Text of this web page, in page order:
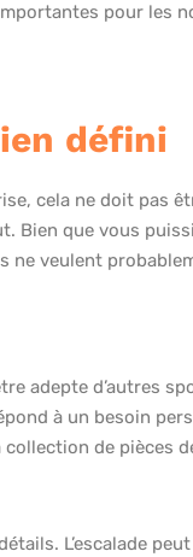
pour les
défini
cela ne doit pas
Bien que vous
ne veulent
adepte d’autres
à un besoin
de pièces
L’escalade